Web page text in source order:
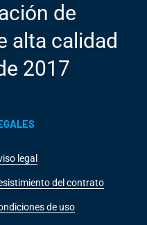
de
alta calidad
2017
legal
del contrato
de uso